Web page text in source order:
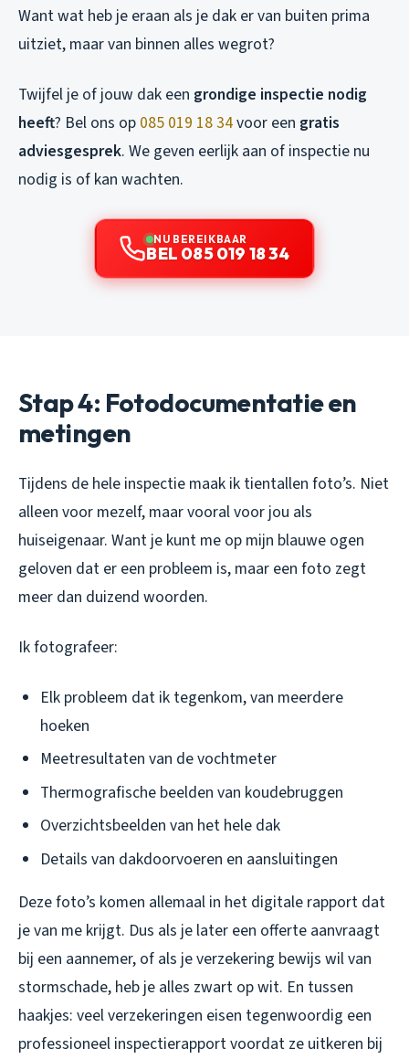
Want wat heb je eraan als je dak er van buiten prima
uitziet, maar van binnen alles wegrot?
Twijfel je of jouw dak een grondige inspectie nodig
heeft? Bel ons op 085 019 18 34voor een gratis
adviesgesprek. We geven eerlijk aan of inspectie nu
nodig is of kan wachten.
NU BEREIKBAAR
BEL 085 019 18 34
Stap 4: Fotodocumentatie en
metingen
Tijdens de hele inspectie maak ik tientallen foto’s. Niet
alleen voor mezelf, maar vooral voor jou als
huiseigenaar. Want je kunt me op mijn blauwe ogen
geloven dat er een probleem is, maar een foto zegt
meer dan duizend woorden.
Ik fotografeer:
Elk probleem dat ik tegenkom, van meerdere
hoeken
Meetresultaten van de vochtmeter
Thermografische beelden van koudebruggen
Overzichtsbeelden van het hele dak
Details van dakdoorvoeren en aansluitingen
Deze foto’s komen allemaal in het digitale rapport dat
je van me krijgt. Dus als je later een offerte aanvraagt
bij een aannemer, of als je verzekering bewijs wil van
stormschade, heb je alles zwart op wit. En tussen
haakjes: veel verzekeringen eisen tegenwoordig een
professioneel inspectierapport voordat ze uitkeren bij